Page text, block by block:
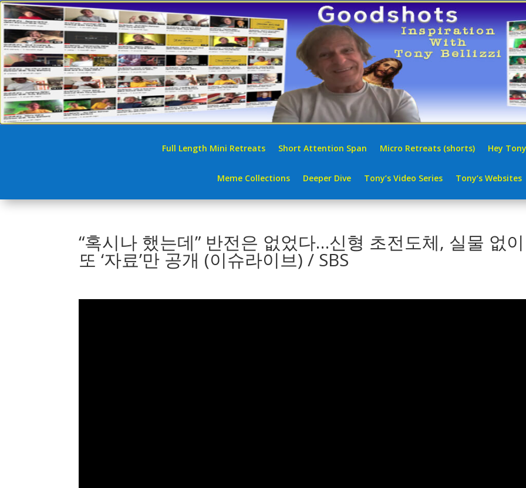
Full Length Mini Retreats Short Attention Span Micro Retreats (shorts) Hey
Meme Collections Deeper Dive Tony’s Video Series Tony’s Websites
“혹시나 했는데” 반전은 없었다…신형 초전도체, 실물 없이
또 ‘자료’만 공개 (이슈라이브) / SBS